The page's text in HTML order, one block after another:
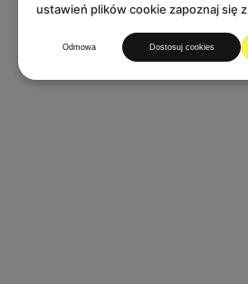
ustawień plików cookie zapoznaj się z
Odmowa Dostosuj cookies